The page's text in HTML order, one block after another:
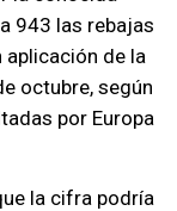
943 las rebajas
aplicación de la
octubre, según
por Europa
la cifra podría